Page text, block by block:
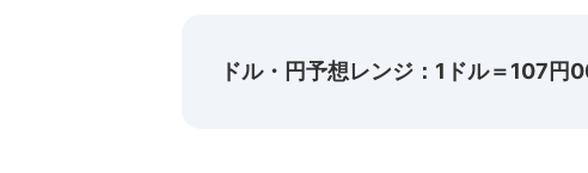
ドル・円予想レンジ：1ドル＝107